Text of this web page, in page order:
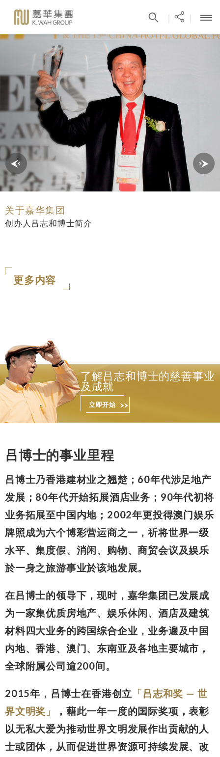
关于嘉华集团
创办人吕志和博士简介
更多内容
了解吕志和博士的慈善事业
及成就
立即开始
吕博士的事业里程
吕博士乃香港建材业之翘楚；60年代涉足地产
发展；80年代开始拓展酒店业务；90年代初将
业务拓展至中国内地；2002年更投得澳门娱乐
牌照成为六个博彩营运商之一，祈将世界一级
水平、集度假、消闲、购物、商贸会议及娱乐
於一身之旅游事业於该地发展。
在吕博士的领导下，现时，嘉华集团已发展成
为一家集优质房地产、娱乐休闲、酒店及建筑
材料四大业务的跨国综合企业，业务遍及中国
内地、香港、澳门、东南亚及各地主要城市，
全球附属公司逾200间。
2015年，吕博士在香港创立 「吕志和奖 — 世
界文明奖」
，藉此一年一度的国际奖项，表彰
以无私大爱为推动世界文明发展作出贡献的人
士或团体，从而促进世界资源可持续发展、改